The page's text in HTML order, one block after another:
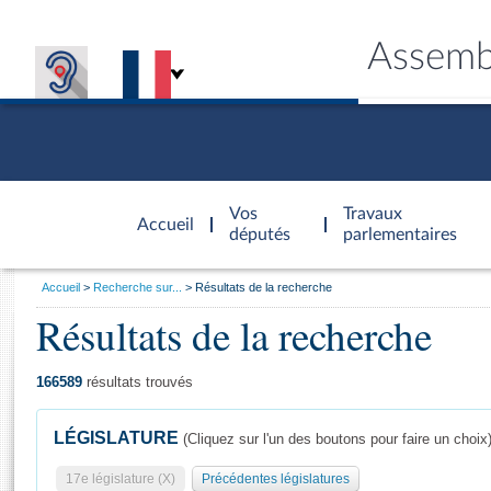
Accueil
d'accueil
Vos
députés
Travaux
parlementaires
Général
Vous
Accueil Recherche sur... Résultats de la recherche
Résultats de la recherche
166589 résultats trouvés
LÉGISLATURE (Cliquez sur l'un des boutons pour faire un choix)
17e législature (X) Précédentes législatures